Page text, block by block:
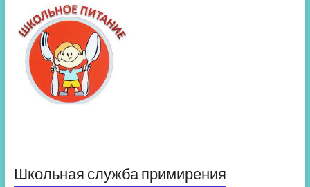
Школьная служба примирения